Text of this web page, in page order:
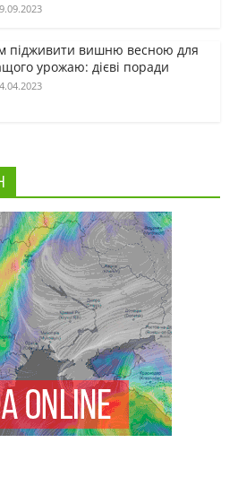
підживити вишню весною для
урожаю: дієві поради